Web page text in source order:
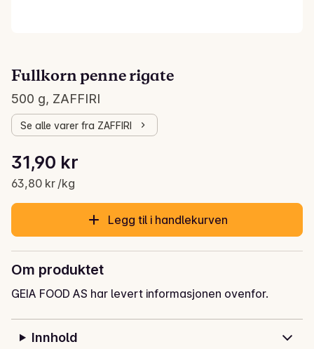
Fullkorn penne rigate
500 g, ZAFFIRI
Se alle varer fra ZAFFIRI
Gjeldende pris er: 31,90 kr
31,90 kr
63,80 kr /kg
Stykkpris: 63,80 kr /kg
Legg til i handlekurven
Om produktet
GEIA FOOD AS har levert informasjonen ovenfor.
Innhold